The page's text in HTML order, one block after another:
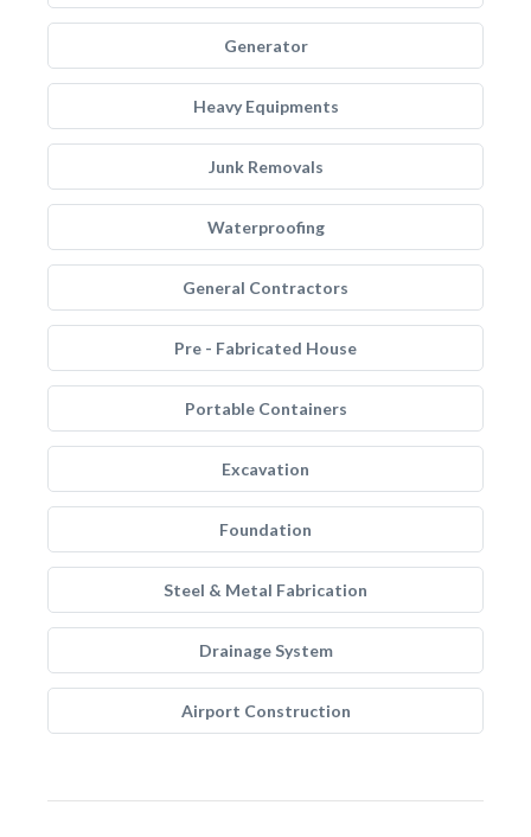
Generator
Heavy Equipments
Junk Removals
Waterproofing
General Contractors
Pre - Fabricated House
Portable Containers
Excavation
Foundation
Steel & Metal Fabrication
Drainage System
Airport Construction